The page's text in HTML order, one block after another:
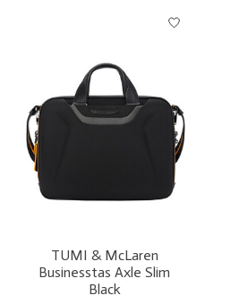
TUMI & McLaren
Businesstas Axle Slim
Black